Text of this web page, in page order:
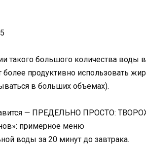
такого большого количества воды
более продуктивно использовать
в больших объемах).
— ПРЕДЕЛЬНО ПРОСТО:
примерное меню
воды за 20 минут до завтрака.